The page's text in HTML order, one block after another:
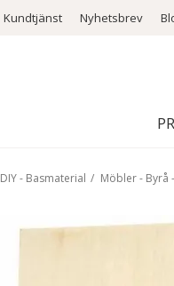
Kundtjänst Nyhetsbrev
DIY - Basmaterial / Möbler - Byrå